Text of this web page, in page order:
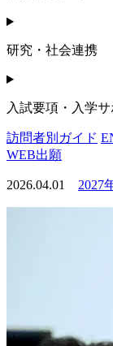
研究・社会連携
入試要項・入学サ
訪問者別ガイド
WEB出願
2026.04.01 2027